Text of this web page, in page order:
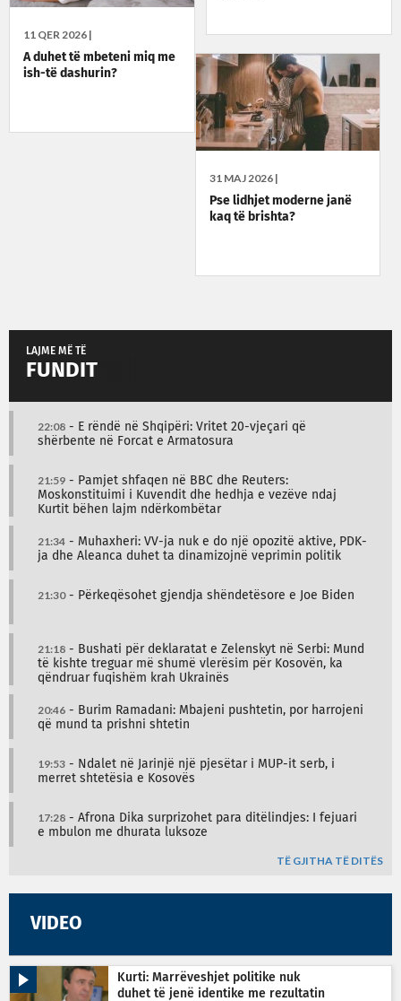
11 QER 2026 |
A duhet të mbeteni miq me
ish-të dashurin?
31 MAJ 2026 |
Pse lidhjet moderne janë
kaq të brishta?
LAJME MË TË
FUNDIT
22:08 - E rëndë në Shqipëri: Vritet 20-vjeçari që
shërbente në Forcat e Armatosura
21:59 - Pamjet shfaqen në BBC dhe Reuters:
Moskonstituimi i Kuvendit dhe hedhja e vezëve ndaj
Kurtit bëhen lajm ndërkombëtar
21:34 - Muhaxheri: VV-ja nuk e do një opozitë aktive, PDK-
ja dhe Aleanca duhet ta dinamizojnë veprimin politik
21:30- Përkeqësohet gjendja shëndetësore e Joe Biden
21:18 - Bushati për deklaratat e Zelenskyt në Serbi: Mund
të kishte treguar më shumë vlerësim për Kosovën, ka
qëndruar fuqishëm krah Ukrainës
20:46 - Burim Ramadani: Mbajeni pushtetin, por harrojeni
që mund ta prishni shtetin
19:53 - Ndalet në Jarinjë një pjesëtar i MUP-it serb, i
merret shtetësia e Kosovës
17:28 - Afrona Dika surprizohet para ditëlindjes: I fejuari
e mbulon me dhurata luksoze
TË GJITHA TË DITËS
VIDEO
Kurti: Marrëveshjet politike nuk
duhet të jenë identike me rezultatin